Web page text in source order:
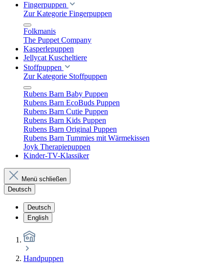
Fingerpuppen
Zur Kategorie Fingerpuppen
Folkmanis
The Puppet Company
Kasperlepuppen
Jellycat Kuscheltiere
Stoffpuppen
Zur Kategorie Stoffpuppen
Rubens Barn Baby Puppen
Rubens Barn EcoBuds Puppen
Rubens Barn Cutie Puppen
Rubens Barn Kids Puppen
Rubens Barn Original Puppen
Rubens Barn Tummies mit Wärmekissen
Joyk Therapiepuppen
Kinder-TV-Klassiker
Menü schließen
Deutsch
Deutsch
English
Handpuppen